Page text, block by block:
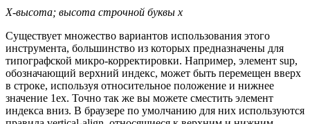
Х-высота; высота строчной буквы x
Существует множество вариантов использования этого
инструмента, большинство из которых предназначены для
типографской микро-корректировки. Например, элемент sup,
обозначающий верхний индекс, может быть перемещен вверх
в строке, используя относительное положение и нижнее
значение 1ex. Точно так же вы можете сместить элемент
индекса вниз. В браузере по умолчанию для них используются